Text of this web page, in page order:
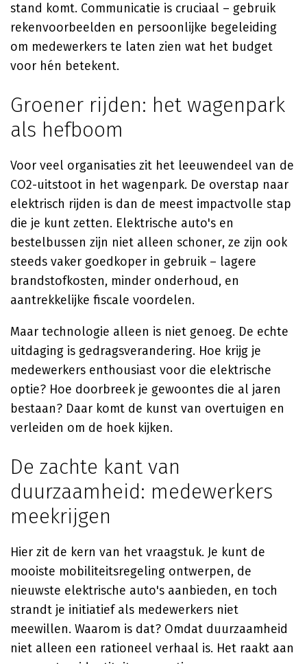
stand komt. Communicatie is cruciaal – gebruik
rekenvoorbeelden en persoonlijke begeleiding
om medewerkers te laten zien wat het budget
voor hén betekent.
Groener rijden: het wagenpark
als hefboom
Voor veel organisaties zit het leeuwendeel van de
CO2-uitstoot in het wagenpark. De overstap naar
elektrisch rijden is dan de meest impactvolle stap
die je kunt zetten. Elektrische auto's en
bestelbussen zijn niet alleen schoner, ze zijn ook
steeds vaker goedkoper in gebruik – lagere
brandstofkosten, minder onderhoud, en
aantrekkelijke fiscale voordelen.
Maar technologie alleen is niet genoeg. De echte
uitdaging is gedragsverandering. Hoe krijg je
medewerkers enthousiast voor die elektrische
optie? Hoe doorbreek je gewoontes die al jaren
bestaan? Daar komt de kunst van overtuigen en
verleiden om de hoek kijken.
De zachte kant van
duurzaamheid: medewerkers
meekrijgen
Hier zit de kern van het vraagstuk. Je kunt de
mooiste mobiliteitsregeling ontwerpen, de
nieuwste elektrische auto's aanbieden, en toch
strandt je initiatief als medewerkers niet
meewillen. Waarom is dat? Omdat duurzaamheid
niet alleen een rationeel verhaal is. Het raakt aan